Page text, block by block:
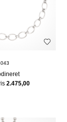
2.475,00